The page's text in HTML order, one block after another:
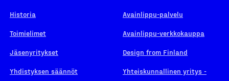
Historia
Toimielimet
Jäsenyritykset
Yhdistyksen säännöt
Avainlippu-palvelu
Avainlippu-verkkokauppa
Design from Finland
Yhteiskunnallinen yritys -